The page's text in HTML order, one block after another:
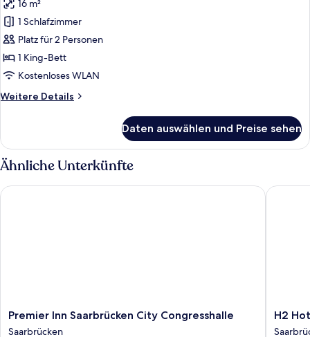
für
Premium-
Zimmer
anzeigen
16 m²
1 Schlafzimmer
Platz für 2 Personen
1 King-Bett
Kostenloses WLAN
Weitere Details
Weitere
Zimmer
Daten auswählen und Preise sehen
Ähnliche Unterkünfte
Premier
Inn
Premier Inn Saarbrücken City Congresshalle
Saarbrücken
Premier Inn Saarbrücken City Congresshalle
H2
Hotel
H2
H2